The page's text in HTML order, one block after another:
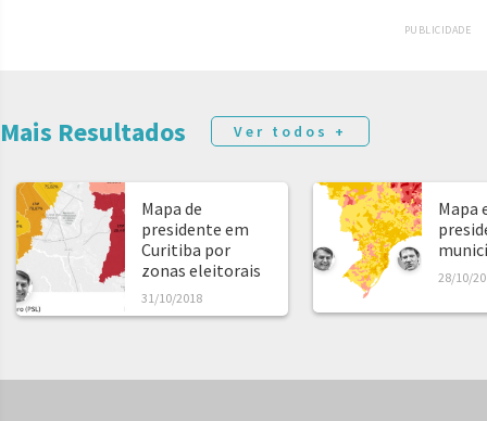
PUBLICIDADE
Mais Resultados Ver todos +
Mapa de
presidente em
Curitiba por
zonas eleitorais
31/10/2018
Mapa
28/10/